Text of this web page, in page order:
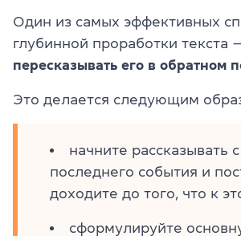
Один из самых эффективных
глубинной проработки текста
пересказывать его в обратном
Это делается следующим
начните рассказывать
последнего события и
доходите до того, что к
сформулируйте